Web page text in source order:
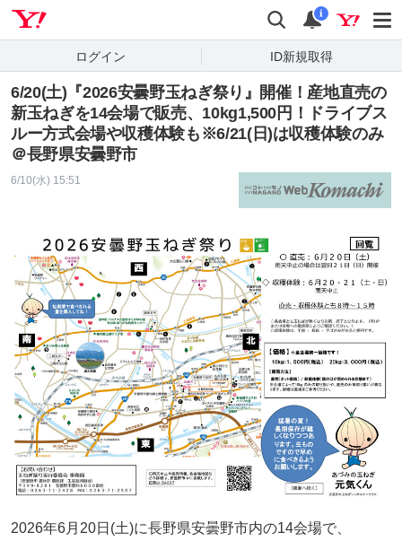
検索 通知
i
ログイン ID新規取得
6/20(土)『2026安曇野玉ねぎ祭り』開催！産地直売の
新玉ねぎを14会場で販売、10kg1,500円！ドライブス
ルー方式会場や収穫体験も※6/21(日)は収穫体験のみ
＠長野県安曇野市
6/10(水) 15:51
2026年6月20日(土)に長野県安曇野市内の14会場で、